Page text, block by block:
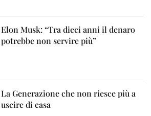
Elon Musk: “Tra dieci anni il denaro
potrebbe non servire più”
La Generazione che non riesce più a
uscire di casa